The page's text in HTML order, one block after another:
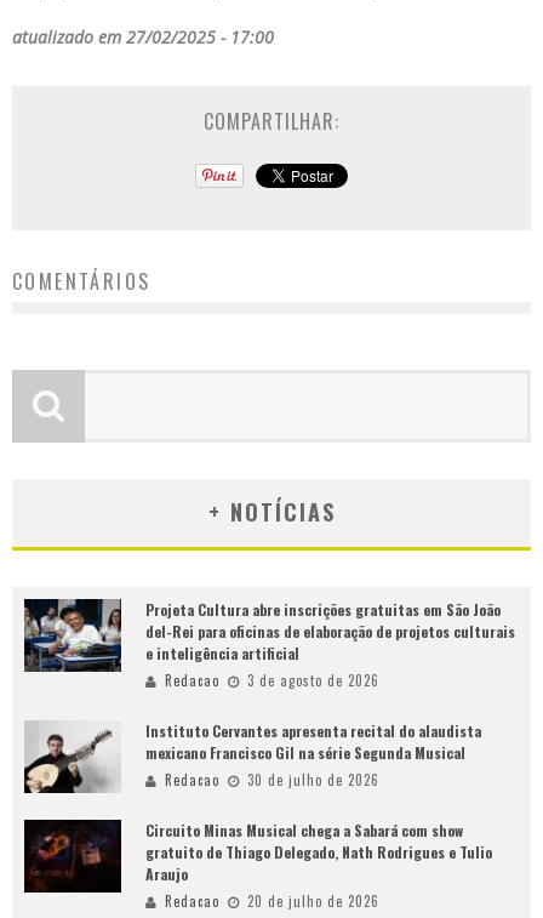
atualizado em 27/02/2025 - 17:00
COMPARTILHAR:
COMENTÁRIOS
+ NOTÍCIAS
Projeta Cultura abre inscrições gratuitas em São João
del-Rei para oficinas de elaboração de projetos culturais
e inteligência artificial
Redacao 3 de agosto de 2026
Instituto Cervantes apresenta recital do alaudista
mexicano Francisco Gil na série Segunda Musical
Redacao 30 de julho de 2026
Circuito Minas Musical chega a Sabará com show
gratuito de Thiago Delegado, Nath Rodrigues e Tulio
Araujo
Redacao 20 de julho de 2026